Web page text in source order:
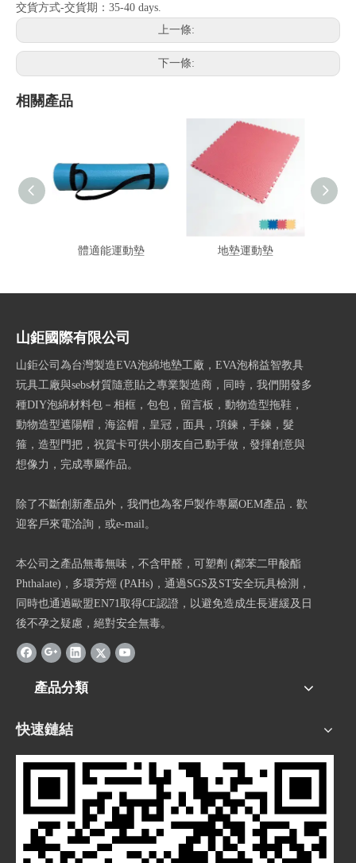
交貨方式-交貨期：35-40 days.
上一條:
下一條:
相關產品
體適能運動墊 地墊運動墊
山鉅國際有限公司
山鉅公司為台灣製造EVA泡綿地墊工廠，EVA泡棉益智教具
玩具工廠與sebs材質隨意貼之專業製造商，同時，我們開發多
種DIY泡綿材料包－相框，包包，留言板，動物造型拖鞋，
動物造型遮陽帽，海盜帽，皇冠，面具，項鍊，手鍊，髮
箍，造型門把，祝賀卡可供小朋友自己動手做，發揮創意與
想像力，完成專屬作品。
除了不斷創新產品外，我們也為客戶製作專屬OEM產品．歡
迎客戶來電洽詢，或e-mail。
本公司之產品無毒無味，不含甲醛，可塑劑 (鄰苯二甲酸酯
Phthalate)，多環芳烴 (PAHs)，通過SGS及ST安全玩具檢測，
同時也通過歐盟EN71取得CE認證，以避免造成生長遲緩及日
後不孕之疑慮，絕對安全無毒。
產品分類
快速鏈結